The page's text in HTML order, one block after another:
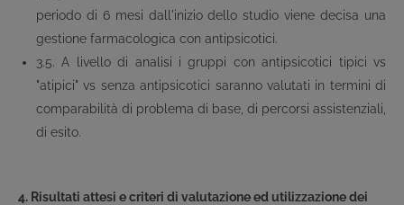
periodo di 6 mesi dall'inizio dello studio viene decisa una
gestione farmacologica con antipsicotici.
3.5. A livello di analisi i gruppi con antipsicotici tipici vs
"atipici" vs senza antipsicotici saranno valutati in termini di
comparabilità di problema di base, di percorsi assistenziali,
di esito.
4. Risultati attesi e criteri di valutazione ed utilizzazione dei